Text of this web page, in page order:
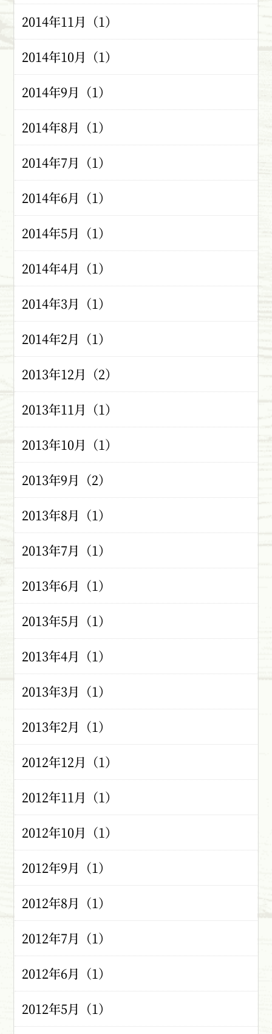
2014年11月（1）
2014年10月（1）
2014年9月（1）
2014年8月（1）
2014年7月（1）
2014年6月（1）
2014年5月（1）
2014年4月（1）
2014年3月（1）
2014年2月（1）
2013年12月（2）
2013年11月（1）
2013年10月（1）
2013年9月（2）
2013年8月（1）
2013年7月（1）
2013年6月（1）
2013年5月（1）
2013年4月（1）
2013年3月（1）
2013年2月（1）
2012年12月（1）
2012年11月（1）
2012年10月（1）
2012年9月（1）
2012年8月（1）
2012年7月（1）
2012年6月（1）
2012年5月（1）